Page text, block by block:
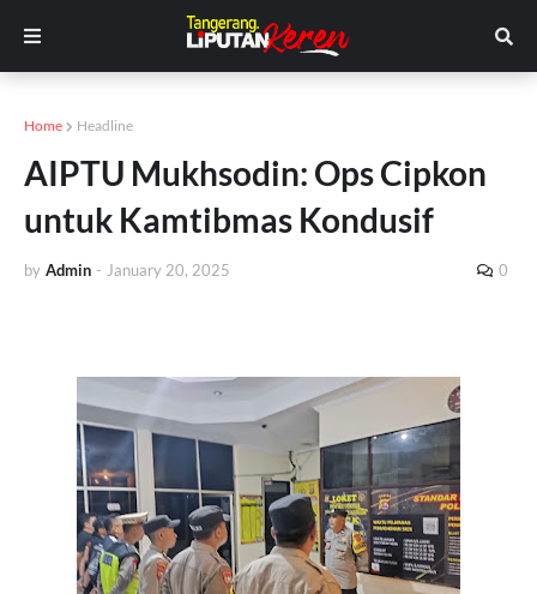
Home Headline
AIPTU Mukhsodin: Ops Cipkon
untuk Kamtibmas Kondusif
by Admin - January 20, 2025 0